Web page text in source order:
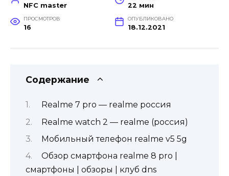
NFC master 22 мин
ПРОСМОТРОВ
16
ОПУБЛИКОВАНО
18.12.2021
Содержание
Realme 7 pro — realme россия
Realme watch 2 — realme (россия)
Мобильный телефон realme v5 5g
Обзор смартфона realme 8 pro |
смартфоны | обзоры | клуб dns